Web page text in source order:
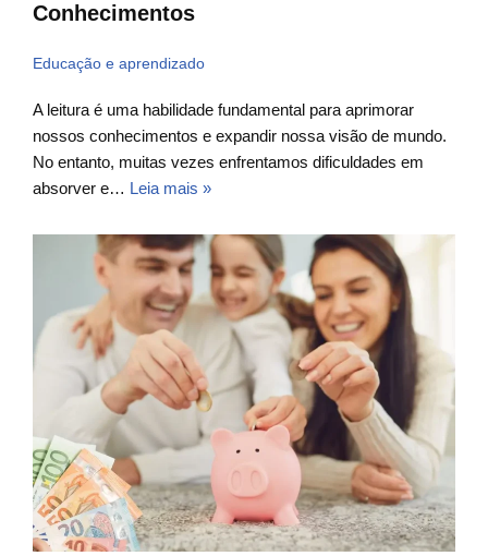
Conhecimentos
Educação e aprendizado
A leitura é uma habilidade fundamental para aprimorar
nossos conhecimentos e expandir nossa visão de mundo.
No entanto, muitas vezes enfrentamos dificuldades em
absorver e… Leia mais »